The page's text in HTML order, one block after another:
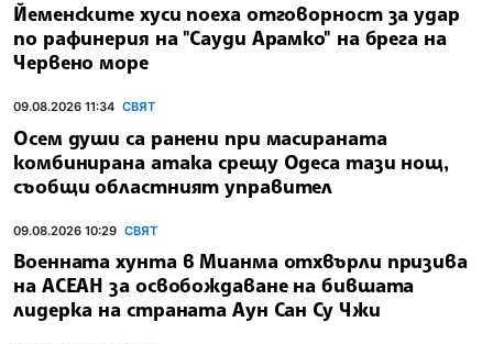
Йеменските хуси поеха отговорност за удар
по рафинерия на "Сауди Арамко" на брега на
Червено море
09.08.2026 11:34 СВЯТ
Осем души са ранени при масираната
комбинирана атака срещу Одеса тази нощ,
съобщи областният управител
09.08.2026 10:29 СВЯТ
Военната хунта в Мианма отхвърли призива
на АСЕАН за освобождаване на бившата
лидерка на страната Аун Сан Су Чжи